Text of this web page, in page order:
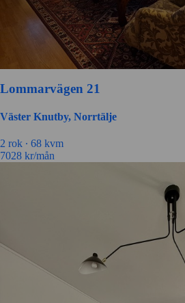
Lommarvägen 21
Väster Knutby, Norrtälje
2 rok ∙ 68 kvm
7028 kr/mån